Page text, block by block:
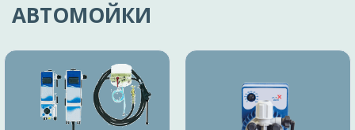
АВТОМОЙКИ